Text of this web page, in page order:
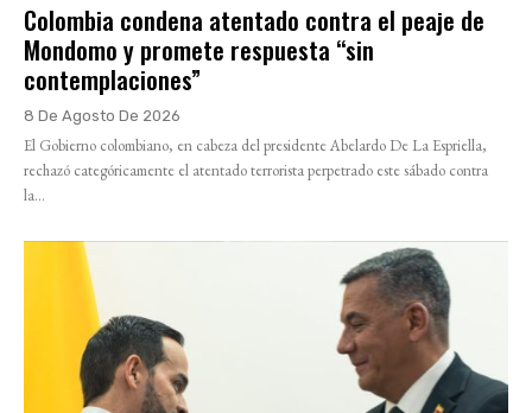
Colombia condena atentado contra el peaje de
Mondomo y promete respuesta “sin
contemplaciones”
8 De Agosto De 2026
El Gobierno colombiano, en cabeza del presidente Abelardo De La Espriella,
rechazó categóricamente el atentado terrorista perpetrado este sábado contra
la...